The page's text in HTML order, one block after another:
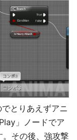
とりあえずアニ
」ノードでア
。その後、強攻撃